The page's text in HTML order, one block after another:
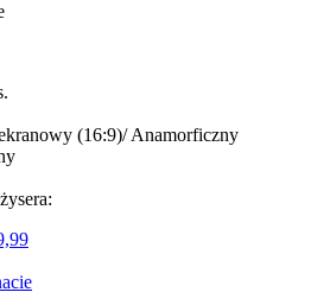
(16:9)/Anamorficzny